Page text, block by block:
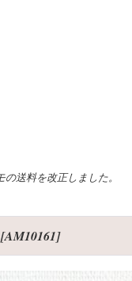
送料を改正しました。
[AM10161]